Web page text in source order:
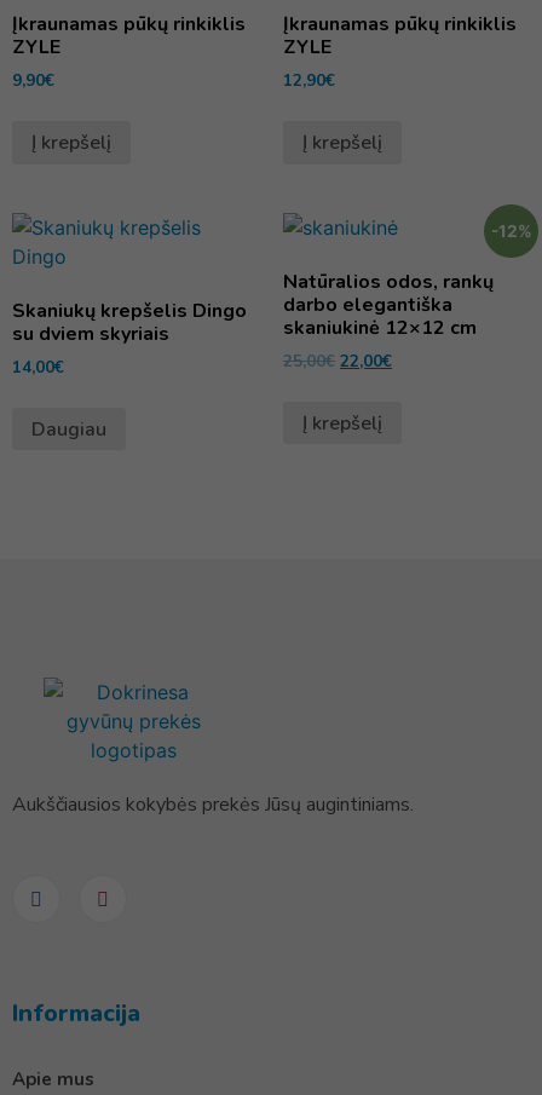
Įkraunamas pūkų rinkiklis
ZYLE
9,90€
Į krepšelį
Įkraunamas pūkų rinkiklis
ZYLE
12,90€
Į krepšelį
Skaniukų krepšelis Dingo
su dviem skyriais
14,00€
Daugiau
-12%
Natūralios odos, rankų
darbo elegantiška
skaniukinė 12×12 cm
25,00€ 22,00€
Į krepšelį
Aukščiausios kokybės prekės Jūsų augintiniams.
Informacija
Apie mus